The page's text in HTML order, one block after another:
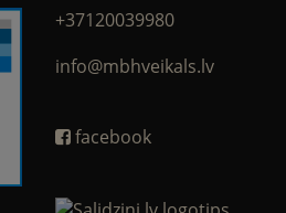
+37120039980
info@mbhveikals.lv
facebook